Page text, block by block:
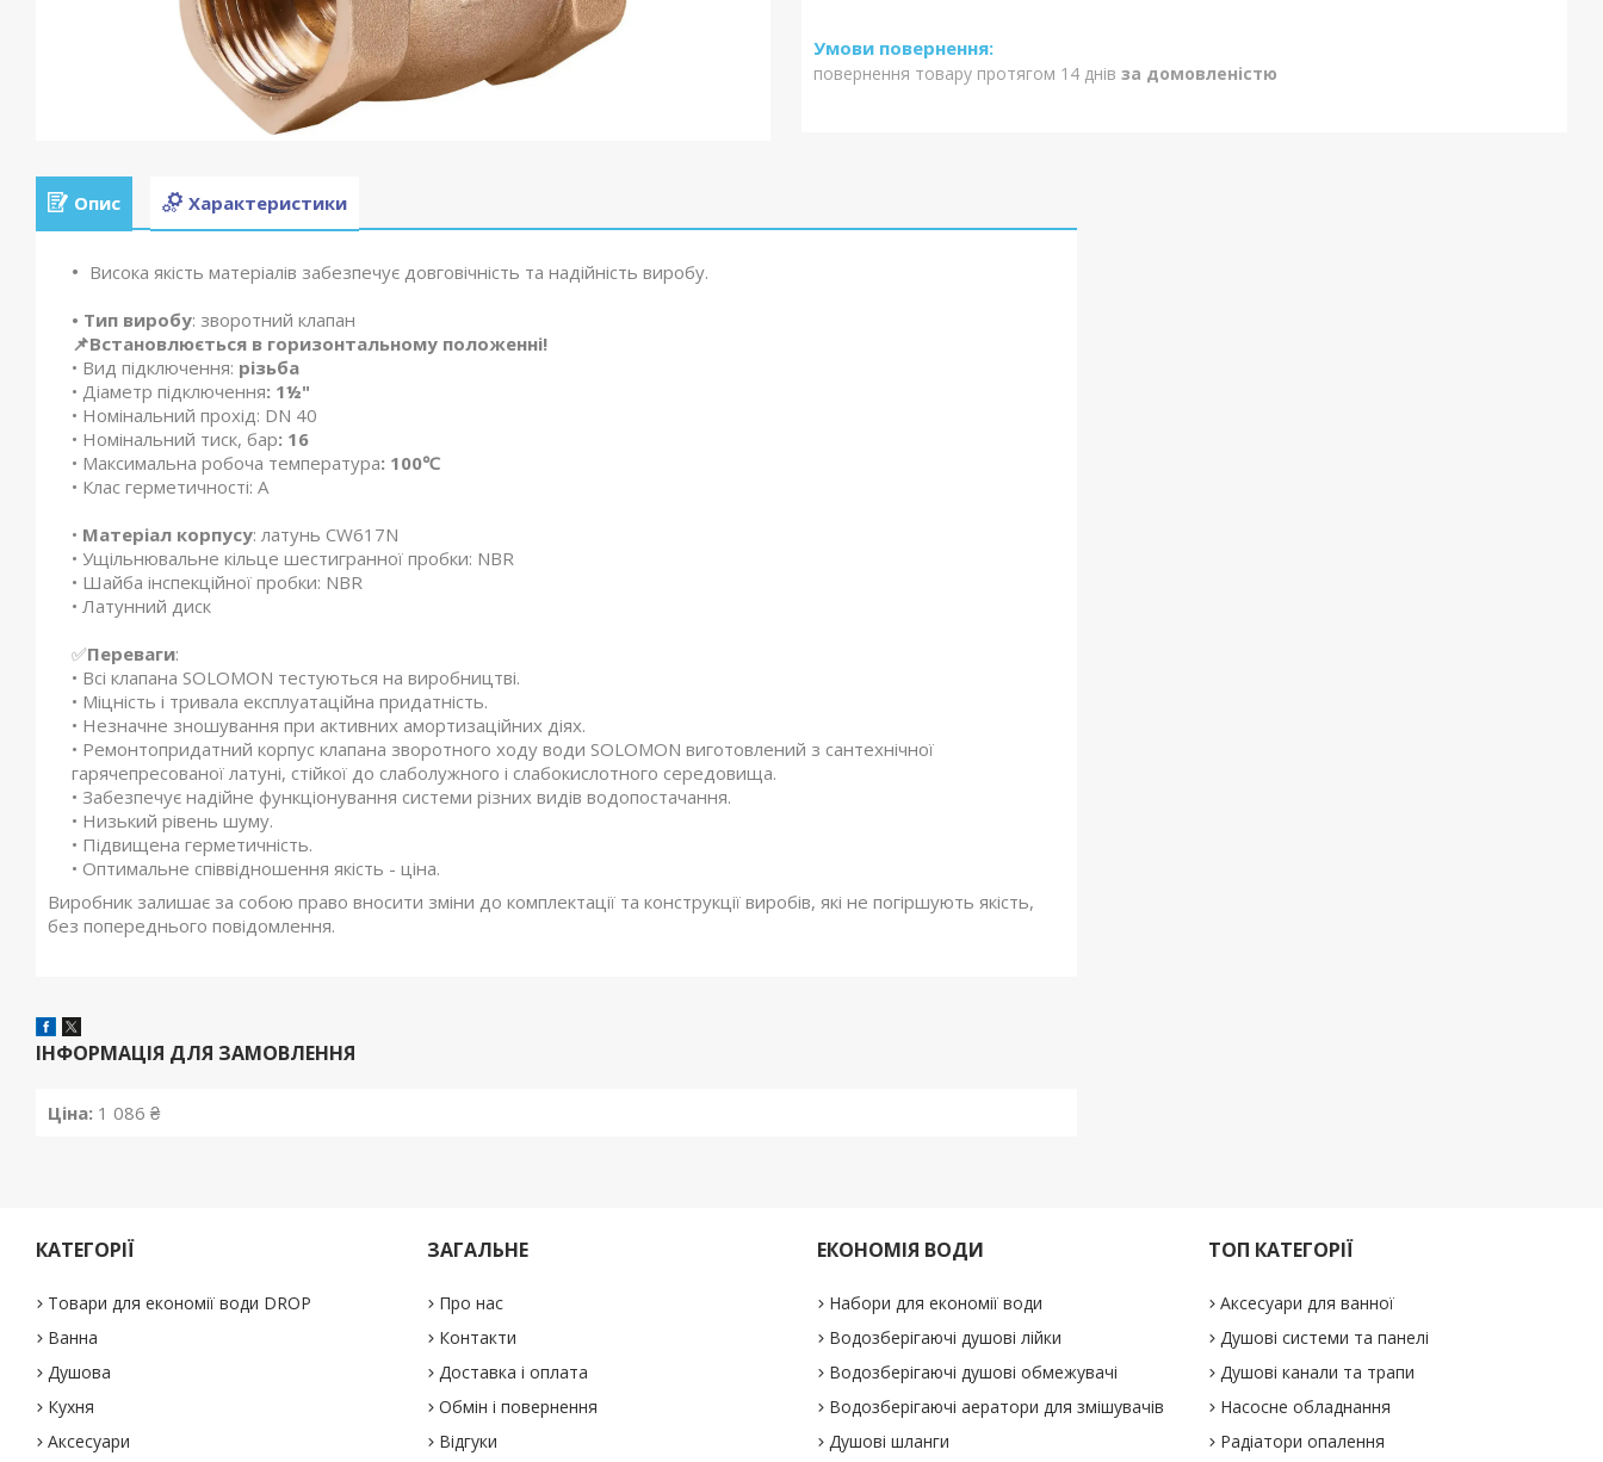
повернення товару протягом 14 днів за домовленістю
Опис Характеристики
Висока якість матеріалів забезпечує довговічність та надійність виробу.
• Тип виробу: зворотний клапан
📌Встановлюється в горизонтальному положенні!
• Вид підключення: різьба
• Діаметр підключення: 1½"
• Номінальний прохід: DN 40
• Номінальний тиск, бар: 16
• Максимальна робоча температура: 100℃
• Клас герметичності: А
• Матеріал корпусу: латунь CW617N
• Ущільнювальне кільце шестигранної пробки: NBR
• Шайба інспекційної пробки: NBR
• Латунний диск
✅Переваги:
• Всі клапана SOLOMON тестуються на виробництві.
• Міцність і тривала експлуатаційна придатність.
• Незначне зношування при активних амортизаційних діях.
• Ремонтопридатний корпус клапана зворотного ходу води SOLOMON виготовлений з сантехнічної
гарячепресованої латуні, стійкої до слаболужного і слабокислотного середовища.
• Забезпечує надійне функціонування системи різних видів водопостачання.
• Низький рівень шуму.
• Підвищена герметичність.
• Оптимальне співвідношення якість - ціна.
Виробник залишає за собою право вносити зміни до комплектації та конструкції виробів, які не погіршують якість,
без попереднього повідомлення.
ІНФОРМАЦІЯ ДЛЯ ЗАМОВЛЕННЯ
Ціна: 1 086 ₴
КАТЕГОРІЇ
Товари для економії води DROP
Ванна
Душова
Кухня
Аксесуари
ЗАГАЛЬНЕ
Про нас
Контакти
Доставка і оплата
Обмін і повернення
Відгуки
ЕКОНОМІЯ ВОДИ
Набори для економії води
Водозберігаючі душові лійки
Водозберігаючі душові обмежувачі
Водозберігаючі аератори для змішувачів
Душові шланги
ТОП КАТЕГОРІЇ
Аксесуари для ванної
Душові системи та панелі
Душові канали та трапи
Насосне обладнання
Радіатори опалення